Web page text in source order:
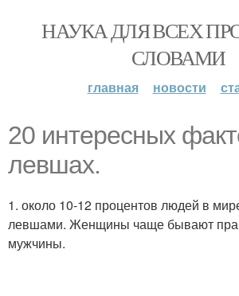
НАУКА ДЛЯ ВСЕХ
СЛОВАМИ
главная новости
20 интересных
левшах.
1. около 10-12 процентов людей в
левшами. Женщины чаще бывают
мужчины.